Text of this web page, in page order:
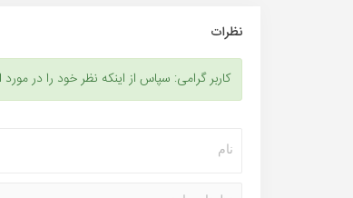
نظرات
کاربر گرامی: سپاس از اینکه نظر خود را در